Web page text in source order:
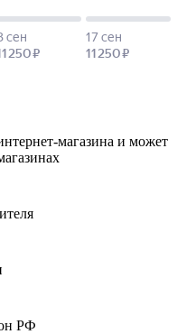
магазина и может
РФ